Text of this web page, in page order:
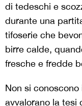
di tedeschi e
durante una
tifoserie che
birre calde,
fresche e fredde
Non si
avvalorano la tesi